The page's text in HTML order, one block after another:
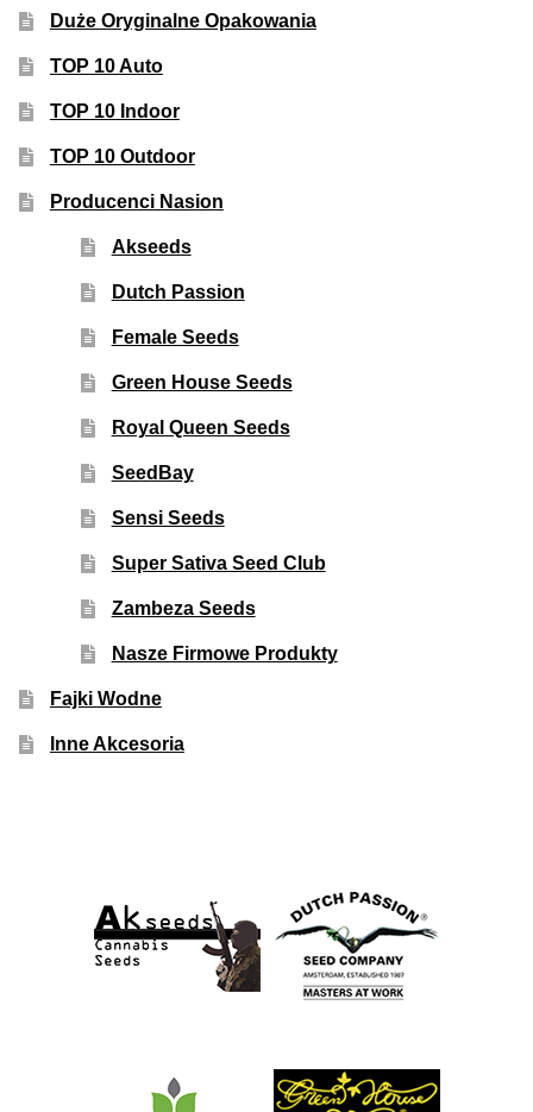
Duże Oryginalne Opakowania
TOP 10 Auto
TOP 10 Indoor
TOP 10 Outdoor
Producenci Nasion
Akseeds
Dutch Passion
Female Seeds
Green House Seeds
Royal Queen Seeds
SeedBay
Sensi Seeds
Super Sativa Seed Club
Zambeza Seeds
Nasze Firmowe Produkty
Fajki Wodne
Inne Akcesoria